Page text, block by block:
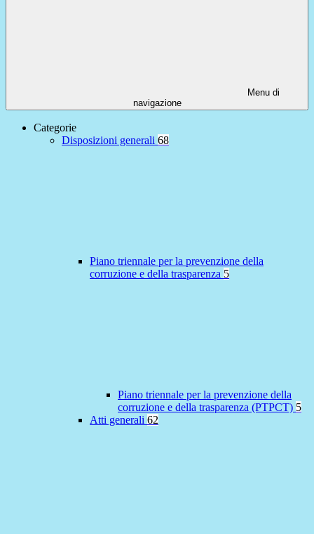
Menu di
navigazione
Categorie
Disposizioni generali 68
Piano triennale per la prevenzione della
corruzione e della trasparenza 5
Piano triennale per la prevenzione della
corruzione e della trasparenza (PTPCT) 5
Atti generali 62